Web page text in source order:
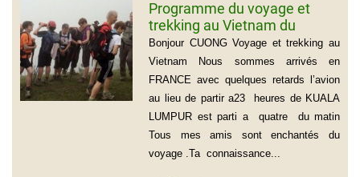
Programme du voyage et
trekking au Vietnam du
groupe d’amis de Mr Louis
COURTESOLLE (14
personnes)
Bonjour CUONG Voyage et trekking au
Vietnam Nous sommes arrivés en
FRANCE avec quelques retards l’avion
au lieu de partir a23 heures de KUALA
LUMPUR est parti a quatre du matin
Tous mes amis sont enchantés du
voyage .Ta connaissance...